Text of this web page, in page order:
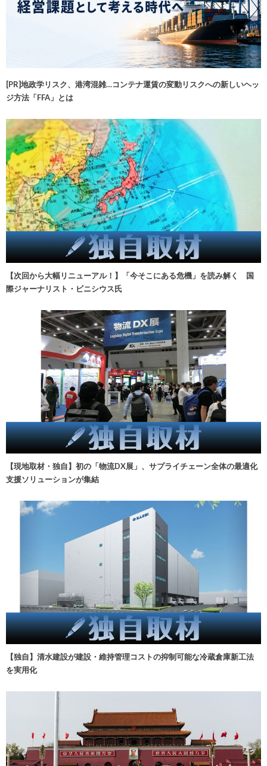
[PR]地政学リスク、港湾混雑…コンテナ運賃の変動リスクへの新しいヘッ
ジ方法「FFA」とは
【次回から大幅リニューアル！】「今そこにある危機」を読み解く 国
際ジャーナリスト・ビニシウス氏
【現地取材・独自】初の「物流DX展」、サプライチェーン全体の最適化
支援ソリューションが集結
【独自】清水建設が建設・維持管理コストの抑制可能な冷蔵倉庫新工法
を実用化